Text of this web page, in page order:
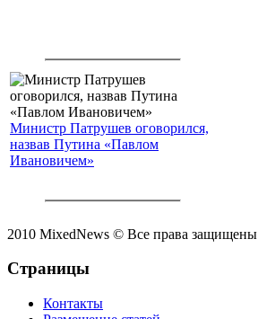
Министр Патрушев оговорился,
назвав Путина «Павлом
Ивановичем»
2010 MixedNews © Все права защищены
Страницы
Контакты